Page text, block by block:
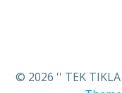
© 2026 '' TEK